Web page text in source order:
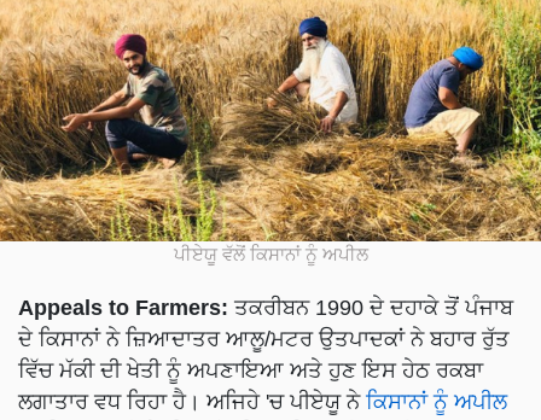
ਪੀਏਯੂ ਵੱਲੋਂ ਕਿਸਾਨਾਂ ਨੂੰ ਅਪੀਲ
Appeals to Farmers: ਤਕਰੀਬਨ 1990 ਦੇ ਦਹਾਕੇ ਤੋਂ ਪੰਜਾਬ
ਦੇ ਕਿਸਾਨਾਂ ਨੇ ਜ਼ਿਆਦਾਤਰ ਆਲੂ/ਮਟਰ ਉਤਪਾਦਕਾਂ ਨੇ ਬਹਾਰ ਰੁੱਤ
ਵਿੱਚ ਮੱਕੀ ਦੀ ਖੇਤੀ ਨੂੰ ਅਪਣਾਇਆ ਅਤੇ ਹੁਣ ਇਸ ਹੇਠ ਰਕਬਾ
ਲਗਾਤਾਰ ਵਧ ਰਿਹਾ ਹੈ। ਅਜਿਹੇ 'ਚ ਪੀਏਯੂ ਨੇ ਕਿਸਾਨਾਂ ਨੂੰ ਅਪੀਲ